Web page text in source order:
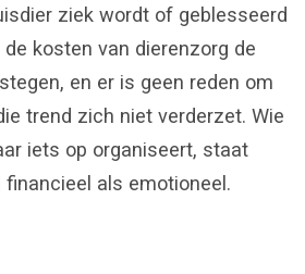
ziek wordt of geblesseerd
kosten van dierenzorg de
en er is geen reden om
trend zich niet verderzet. Wie
iets op organiseert, staat
financieel als emotioneel.